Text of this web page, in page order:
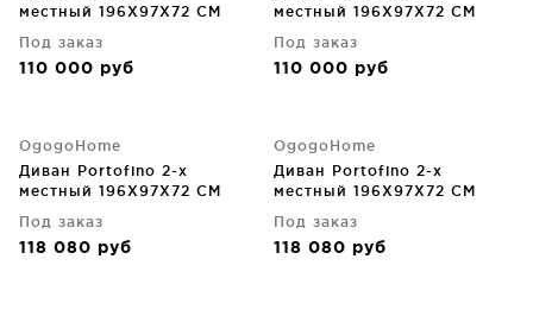
местный 196X97X72 CM
Под заказ
110 000 руб
местный 196X97X72 CM
Под заказ
110 000 руб
OgogoHome
Диван Portofino 2-х
местный 196X97X72 CM
Под заказ
118 080 руб
OgogoHome
Диван Portofino 2-х
местный 196X97X72 CM
Под заказ
118 080 руб